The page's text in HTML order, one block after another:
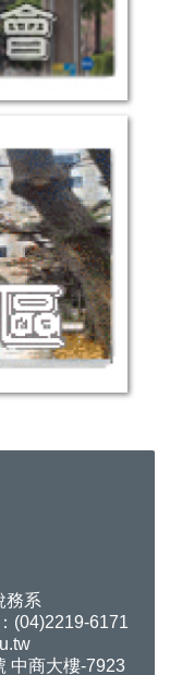
務系
(04)2219-6171
中商大樓-7923